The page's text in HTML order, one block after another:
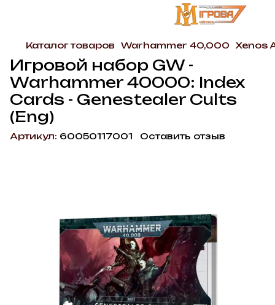
Каталог товаров Warhammer 40,000 Xenos
Игровой набор GW -
Warhammer 40000: Index
Cards - Genestealer Cults
(Eng)
Артикул: 60050117001 Оставить отзыв